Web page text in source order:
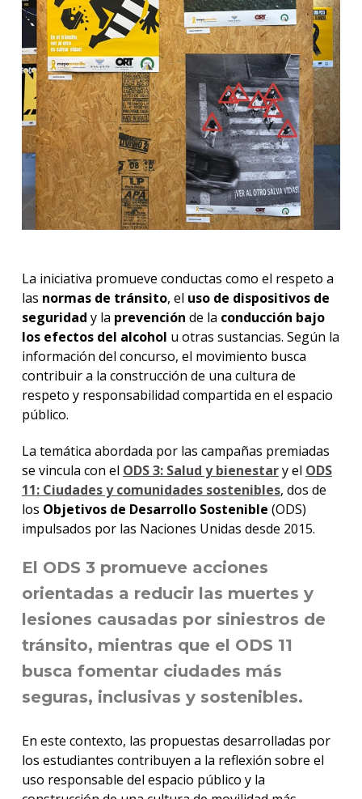
La iniciativa promueve conductas como el respeto a
las normas de tránsito, el uso de dispositivos de
seguridad y la prevención de la conducción bajo
los efectos del alcohol u otras sustancias. Según la
información del concurso, el movimiento busca
contribuir a la construcción de una cultura de
respeto y responsabilidad compartida en el espacio
público.
La temática abordada por las campañas premiadas
se vincula con el ODS 3: Salud y bienestary el ODS
11: Ciudades y comunidades sostenibles, dos de
los Objetivos de Desarrollo Sostenible (ODS)
impulsados por las Naciones Unidas desde 2015.
El ODS 3 promueve acciones
orientadas a reducir las muertes y
lesiones causadas por siniestros de
tránsito, mientras que el ODS 11
busca fomentar ciudades más
seguras, inclusivas y sostenibles.
En este contexto, las propuestas desarrolladas por
los estudiantes contribuyen a la reflexión sobre el
uso responsable del espacio público y la